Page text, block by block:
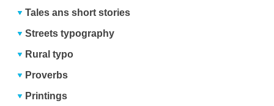
Tales ans short stories
Streets typography
Rural typo
Proverbs
Printings